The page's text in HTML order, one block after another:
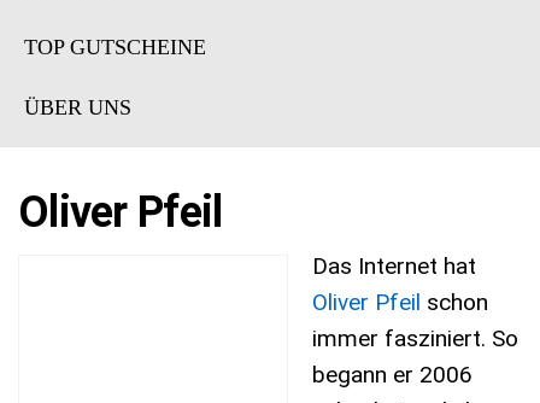
TOP GUTSCHEINE
ÜBER UNS
Oliver Pfeil
Das Internet hat
Oliver Pfeil schon
immer fasziniert. So
begann er 2006